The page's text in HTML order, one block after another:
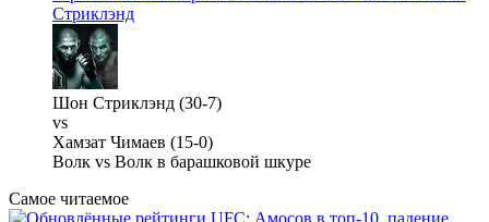
Стриклэнд
Шон Стриклэнд (30-7)
vs
Хамзат Чимаев (15-0)
Волк vs Волк в барашковой шкуре
Самое читаемое